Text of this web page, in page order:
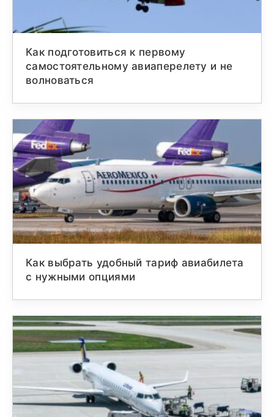
Как подготовиться к первому
самостоятельному авиаперелету и не
волноваться
Как выбрать удобный тариф авиабилета
с нужными опциями